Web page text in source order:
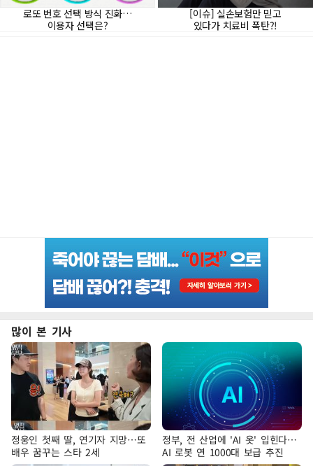
많이 본 기사
정웅인 첫째 딸, 연기자 지망…또
배우 꿈꾸는 스타 2세
정부, 전 산업에 'AI 옷' 입힌다…
AI 로봇 연 1000대 보급 추진